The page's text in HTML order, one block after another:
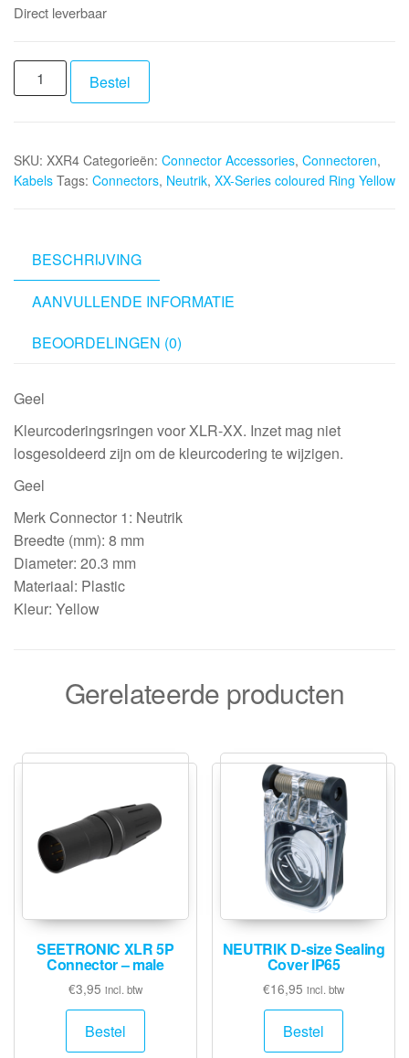
Direct leverbaar
NEUTRIK
XX-
Ring
Yellow
Bestel
SKU: XXR4 Categorieën: Connector Accessories, Connectoren,
Kabels Tags: Connectors, Neutrik, XX-Series coloured Ring Yellow
BESCHRIJVING
AANVULLENDE INFORMATIE
BEOORDELINGEN (0)
Geel
Kleurcoderingsringen voor XLR-XX. Inzet mag niet
losgesoldeerd zijn om de kleurcodering te wijzigen.
Geel
Merk Connector 1: Neutrik
Breedte (mm): 8 mm
Diameter: 20.3 mm
Materiaal: Plastic
Kleur: Yellow
Gerelateerde producten
SEETRONIC XLR 5P
Connector – male
€3,95 incl. btw
Bestel
NEUTRIK D-size Sealing
Cover IP65
€16,95 incl. btw
Bestel